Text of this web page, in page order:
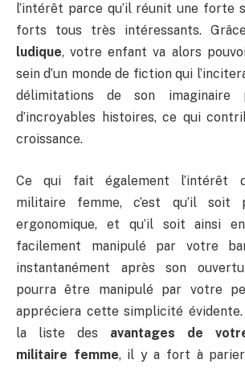
l’intérêt parce qu’il réunit une forte
forts tous très intéressants.
ludique, votre enfant va alors
sein d’un monde de fiction qui
délimitations de son
d’incroyables histoires, ce qui
croissance.
Ce qui fait également l’intérêt
militaire femme, c’est qu’il soit
ergonomique, et qu’il soit ainsi
facilement manipulé par votre
instantanément après son
pourra être manipulé par votre
appréciera cette simplicité évidente.
la liste des avantages de
militaire femme, il y a fort à parier